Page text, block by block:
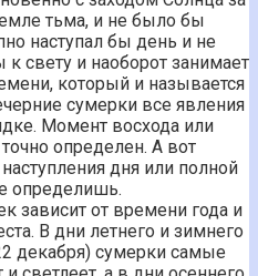
тьма, и не было бы
наступал бы день и не
свету и наоборот занимает
который и называется
сумерки все явления
Момент восхода или
определен. А вот
дня или полной
определишь.
зависит от времени года и
В дни летнего и зимнего
декабря) сумерки самые